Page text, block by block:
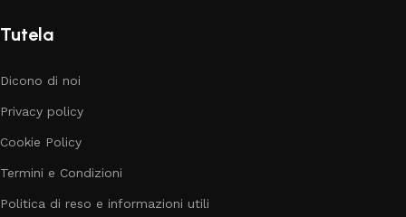
Tutela
Dicono di noi
Privacy policy
Cookie Policy
Termini e Condizioni
Politica di reso e informazioni utili